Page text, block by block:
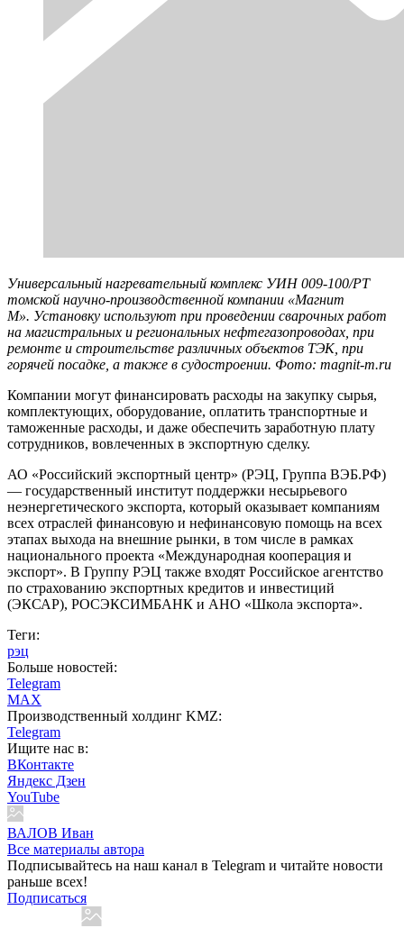
Универсальный нагревательный комплекс УИН 009-100/РТ
томской научно-производственной компании «Магнит
М». Установку используют при проведении сварочных работ
на магистральных и региональных нефтегазопроводах, при
ремонте и строительстве различных объектов ТЭК, при
горячей посадке, а также в судостроении. Фото: magnit-m.ru
Компании могут финансировать расходы на закупку сырья,
комплектующих, оборудование, оплатить транспортные и
таможенные расходы, и даже обеспечить заработную плату
сотрудников, вовлеченных в экспортную сделку.
АО «Российский экспортный центр» (РЭЦ, Группа ВЭБ.РФ)
— государственный институт поддержки несырьевого
неэнергетического экспорта, который оказывает компаниям
всех отраслей финансовую и нефинансовую помощь на всех
этапах выхода на внешние рынки, в том числе в рамках
национального проекта «Международная кооперация и
экспорт». В Группу РЭЦ также входят Российское агентство
по страхованию экспортных кредитов и инвестиций
(ЭКСАР), РОСЭКСИМБАНК и АНО «Школа экспорта».
Теги:
рэц
Больше новостей:
Telegram
MAX
Производственный холдинг KMZ:
Telegram
Ищите нас в:
ВКонтакте
Яндекс Дзен
YouTube
ВАЛОВ Иван
Все материалы автора
Подписывайтесь на наш канал в Telegram и читайте новости
раньше всех!
Подписаться